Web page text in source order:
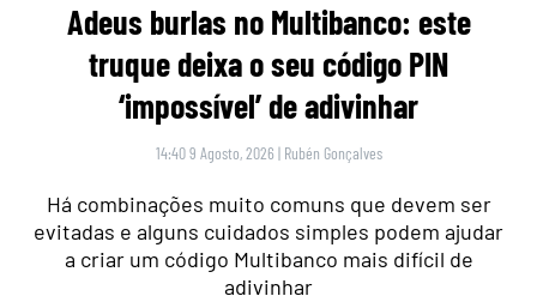
Adeus burlas no Multibanco: este
truque deixa o seu código PIN
‘impossível’ de adivinhar
14:40 9 Agosto, 2026 | Rubén Gonçalves
Há combinações muito comuns que devem ser
evitadas e alguns cuidados simples podem ajudar
a criar um código Multibanco mais difícil de
adivinhar